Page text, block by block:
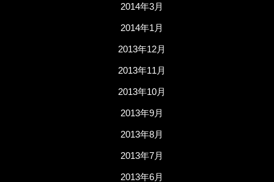
2014年3月
2014年1月
2013年12月
2013年11月
2013年10月
2013年9月
2013年8月
2013年7月
2013年6月